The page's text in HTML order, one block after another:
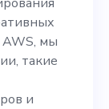
AWS, мы
такие
и